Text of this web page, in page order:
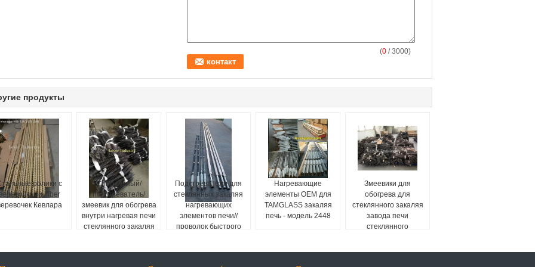
(0 / 3000)
продукты
ролики с
/fiber
Кевлара
Спиральный/
подогреватель/
змеевик для обогрева
внутри нагревая печи
стеклянного закаляя
Подогреватели для
стеклянных закаляя
нагревающих
элементов печи//
проволок быстрого
Нагревающие
элементы OEM для
TAMGLASS закаляя
печь - модель 2448
Змеевики для
обогрева для
стеклянного закаляя
завода печи
стеклянного